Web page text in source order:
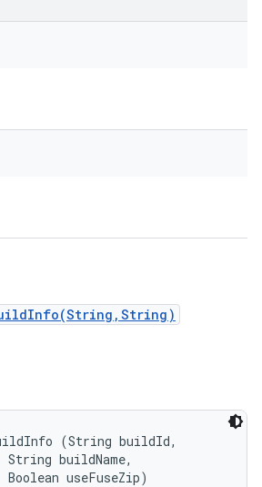
(String buildId,
String buildName,
Boolean useFuseZip)